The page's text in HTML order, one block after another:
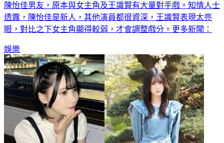
陳怡佳男友，原本與女主角及王識賢有大量對手戲。知情人士
透露，陳怡佳是新人，其他演員都很資深，王識賢表現太亮
眼，對比之下女主角顯得較弱，才會調整戲分。更多新聞：
娛樂